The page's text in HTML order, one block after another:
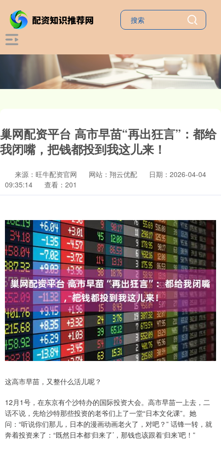
巢网配资平台 高市早苗“再出狂言”：都给
我闭嘴，把钱都投到我这儿来！
来源：旺牛配资官网 网站：翔云优配
日期：2026-04-04
09:35:14
查看：201
这高市早苗，又整什么活儿呢？
12月1号，在东京有个沙特办的国际投资大会。高市早苗一上去，二
话不说，先给沙特那些投资的老爷们上了一堂“日本文化课”。她
问：“听说你们那儿，日本的漫画动画老火了，对吧？” 话锋一转，就
奔着投资来了：“既然日本都‘归来了’，那钱也该跟着‘归来’吧！”